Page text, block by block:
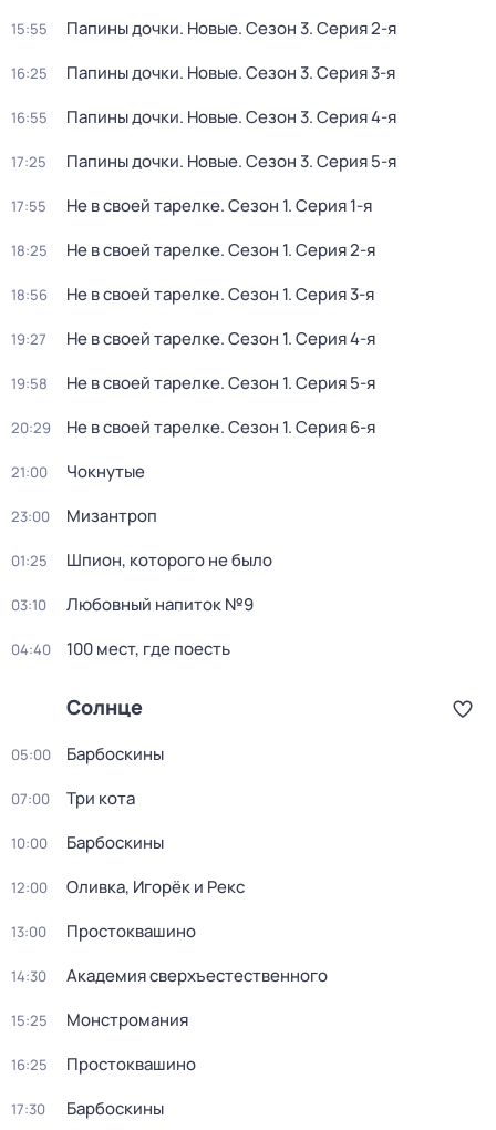
15:55 Папины дочки. Новые. Сезон 3. Серия 2-я
16:25 Папины дочки. Новые. Сезон 3. Серия 3-я
16:55 Папины дочки. Новые. Сезон 3. Серия 4-я
17:25 Папины дочки. Новые. Сезон 3. Серия 5-я
17:55 Не в своей тарелке. Сезон 1. Серия 1-я
18:25 Не в своей тарелке. Сезон 1. Серия 2-я
18:56 Не в своей тарелке. Сезон 1. Серия 3-я
19:27 Не в своей тарелке. Сезон 1. Серия 4-я
19:58 Не в своей тарелке. Сезон 1. Серия 5-я
20:29 Не в своей тарелке. Сезон 1. Серия 6-я
21:00 Чокнутые
23:00 Мизантроп
01:25 Шпион, которого не было
03:10 Любовный напиток №9
04:40 100 мест, где поесть
Солнце
05:00 Барбоскины
07:00 Три кота
10:00 Барбоскины
12:00 Оливка, Игорёк и Рекс
13:00 Простоквашино
14:30 Академия сверхъестественного
15:25 Монстромания
16:25 Простоквашино
17:30 Барбоскины